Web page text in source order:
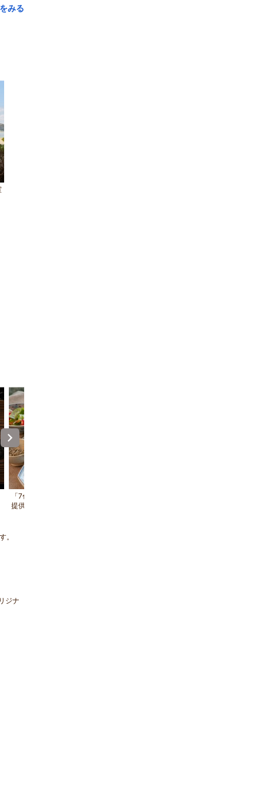
みる
「7色のこだわり 朝からつごはん」を
提供しています
。
ジナ